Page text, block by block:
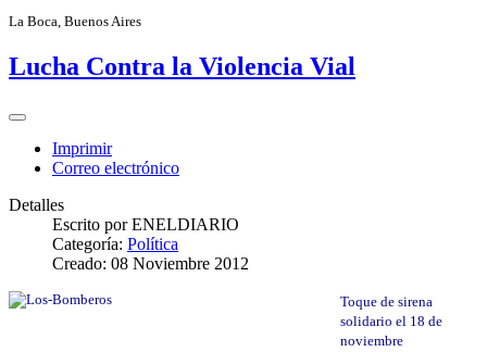
La Boca, Buenos Aires
Lucha Contra la Violencia Vial
Imprimir
Correo electrónico
Detalles
Escrito porENELDIARIO
Categoría: Política
Creado: 08 Noviembre 2012
Toque de sirena
solidario el 18 de
noviembre